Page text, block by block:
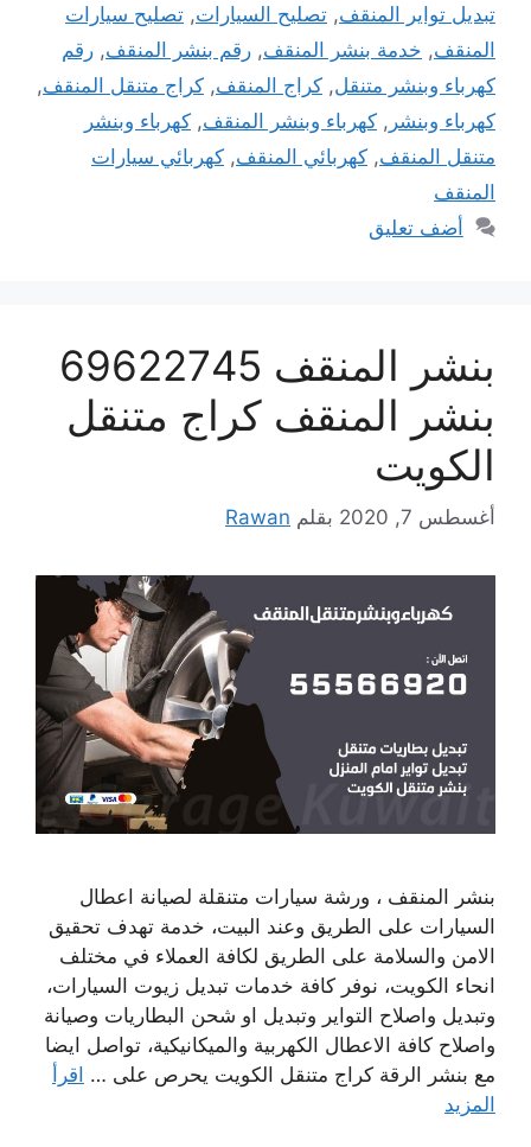
تبديل تواير المنقف, تصليح السيارات, تصليح سيارات
المنقف, خدمة بنشر المنقف, رقم بنشر المنقف, رقم
كهرباء وبنشر متنقل, كراج المنقف, كراج متنقل المنقف,
كهرباء وبنشر , كهرباء وبنشر المنقف, كهرباء وبنشر
متنقل المنقف, كهربائي المنقف, كهربائي سيارات
المنقف
أضف تعليق
بنشر المنقف 69622745
بنشر المنقف كراج متنقل
الكويت
أغسطس 7, 2020 بقلم Rawan
بنشر المنقف ، ورشة سيارات متنقلة لصيانة اعطال
السيارات على الطريق وعند البيت، خدمة تهدف تحقيق
الامن والسلامة على الطريق لكافة العملاء في مختلف
انحاء الكويت، نوفر كافة خدمات تبديل زيوت السيارات،
وتبديل واصلاح التواير وتبديل او شحن البطاريات وصيانة
واصلاح كافة الاعطال الكهربية والميكانيكية، تواصل ايضا
مع بنشر الرقة كراج متنقل الكويت يحرص على … اقرأ
المزيد